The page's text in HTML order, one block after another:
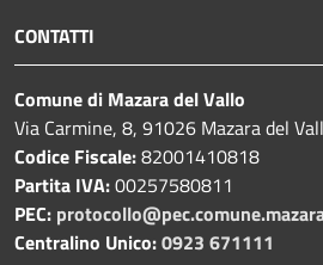
CONTATTI
Comune di Mazara del Vallo
Via Carmine, 8, 91026 Mazara del
Codice Fiscale:82001410818
Partita IVA:00257580811
PEC:
Centralino Unico:0923 671111